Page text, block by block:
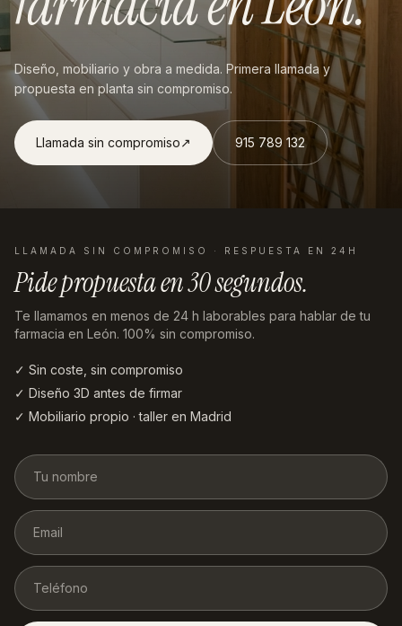
Diseño, mobiliario y obra a medida. Primera llamada y
propuesta en planta sin compromiso.
Llamada sin compromiso↗︎ 915 789 132
LLAMADA SIN COMPROMISO · RESPUESTA EN 24H
Pide propuesta en30 segundos.
Te llamamos en menos de 24 h laborables para hablar de tu
farmacia en León. 100% sin compromiso.
✓ Sin coste, sin compromiso
✓ Diseño 3D antes de firmar
✓ Mobiliario propio · taller en Madrid